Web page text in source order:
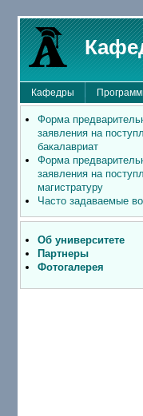
Кафедры
Форма
заявления на
бакалавриат
Форма
заявления на
магистратуру
Часто задаваемые
Об университете
Партнеры
Фотогалерея